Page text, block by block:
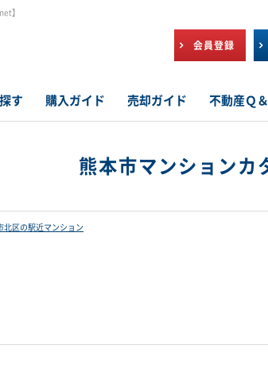
】
会員登録
す 購入ガイド 売却ガイド 不動産Ｑ
熊本市マンションカ
北区の駅近マンション